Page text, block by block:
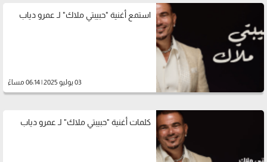
استمع أغنية "حبيبتي ملاك" لـ عمرو دياب
03 يوليو 2025 | 06:14 مساءً
كلمات أغنية "حبيبتي ملاك" لـ عمرو دياب